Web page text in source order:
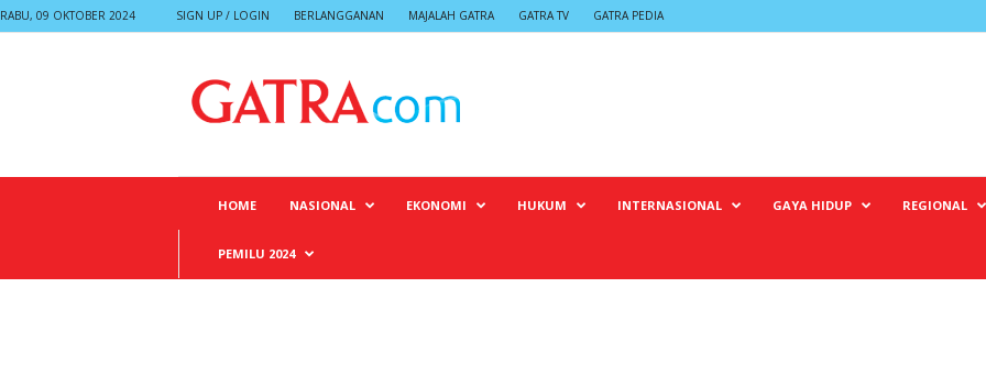
RABU, 09 OKTOBER 2024 SIGN UP / LOGIN BERLANGGANAN MAJALAH GATRA GATRA TV GATRA PEDIA
HOME NASIONAL EKONOMI HUKUM INTERNASIONAL GAYA HIDUP REGIONAL
PEMILU 2024